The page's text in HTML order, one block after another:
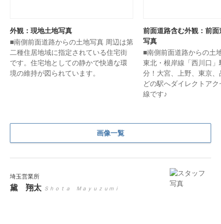
外観：現地土地写真
■南側前面道路からの土地写真 周辺は第
二種住居地域に指定されている住宅街
です。住宅地としての静かで快適な環
境の維持が図られています。
前面道路含む外観：前
写真
■南側前面道路からの土
東北・根岸線「西川口
分！大宮、上野、東京
どの駅へダイレクトア
線です♪
画像一覧
埼玉営業所
黛 翔太 Ｓｈｏｔａ Ｍａｙｕｚｕｍｉ